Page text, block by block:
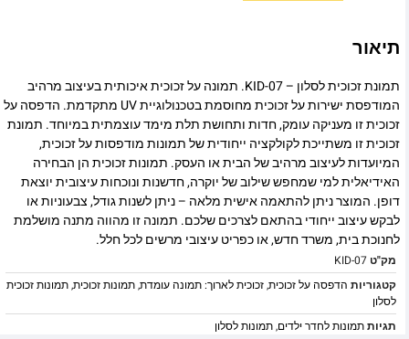
תיאור
תמונת זכוכית לסלון – KID-07. תמונה על זכוכית איכותית בעיצוב מרהיב
המודפסת ישירות על זכוכית מחוסמת בטכנולוגיית UV מתקדמת. הדפסה על
זכוכית זו מעניקה עומק, חדות ותחושת תלת מימד עוצמתית במיוחד. תמונת
זכוכית זו משתייכת לקולקציה ייחודית של תמונות מודפסות על זכוכית,
המיועדות לעיצוב מרהיב של הבית או העסק. תמונות זכוכית הן הבחירה
האידיאלית למי שמחפש שילוב של יוקרה, חדשנות ונוכחות עיצובית יוצאת
דופן. המוצר ניתן להתאמה אישית מלאה – ניתן לשנות גודל, צבעוניות או
לבקש עיצוב ייחודי בהתאם לצרכים שלכם. תמונה זו מהווה מתנה מושלמת
לחנוכת בית, משרד חדש, או כפריט עיצובי מרשים לכל חלל.
מק"טKID-07
קטגוריות הדפסה על זכוכית,זכוכית לארוך: תמונה עומדת,תמונות זכוכית,תמונות זכוכית
לסלון
תגיותתמונות לחדר ילדים,תמונות לסלון